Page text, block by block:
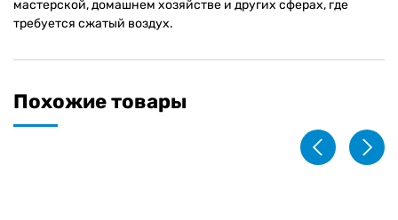
мастерской, домашнем хозяйстве и других сферах, где
требуется сжатый воздух.
Похожие товары